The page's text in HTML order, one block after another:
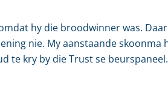
hy die broodwinner was.
nie. My aanstaande
te kry by die Trust se beurspaneel.